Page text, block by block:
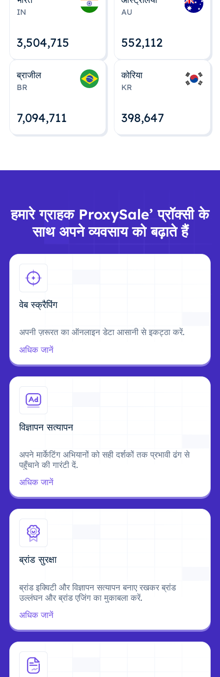
IN
3,504,715
AU
552,112
ब्राजील
BR
7,094,712
कोरिया
KR
398,648
हमारे ग्राहक ProxySale’ प्रॉक्सी के
साथ अपने व्यवसाय को बढ़ाते हैं
वेब स्क्रैपिंग
अपनी ज़रूरत का ऑनलाइन डेटा आसानी से इकट्ठा करें.
अधिक जानें
विज्ञापन सत्यापन
अपने मार्केटिंग अभियानों को सही दर्शकों तक प्रभावी ढंग से
पहुँचाने की गारंटी दें.
अधिक जानें
ब्रांड सुरक्षा
ब्रांड इक्विटी और विज्ञापन सत्यापन बनाए रखकर ब्रांड
उल्लंघन और ब्रांड एजिंग का मुकाबला करें.
अधिक जानें